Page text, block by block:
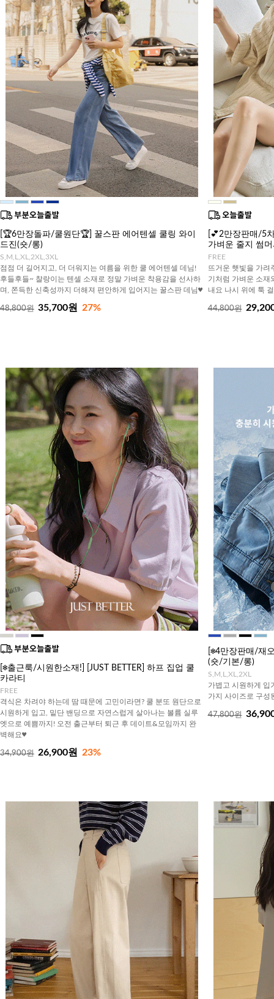
[🏆6만장돌파/쿨원단🏆] 꿀스판 에어텐셀 쿨링 와이
드진(숏/롱)
S,M,L,XL,2XL,3XL
점점 더 길어지고, 더 더워지는 여름을 위한 쿨 에어텐셀 데님!
후들후들~ 찰랑이는 텐셀 소재로 정말 가벼운 착용감을 선사하
며, 쫀득한 신축성까지 더해져 편안하게 입어지는 꿀스판 데님♥
48,800원 35,700원 27%
[💕2만장판매/5
가벼운 줄지 썸
FREE
뜨거운 햇빛을 가려
기처럼 가벼운 소재
내요 나시 위에 툭
44,800원
[❄️출근룩/시원한소재!] [JUST BETTER] 하프 집업 쿨
카라티
FREE
격식은 차려야 하는데 땀 때문에 고민이라면? 쿨 분또 원단으로
시원하게 입고, 밑단 밴딩으로 자연스럽게 살아나는 볼륨 실루
엣으로 예쁨까지! 오전 출근부터 퇴근 후 데이트&모임까지 완
벽해요♥
34,900원 26,900원 23%
[❄️4만장판매/재
(숏/기본/롱)
S,M,L,XL,2XL
가볍고 시원하게 입
가지 사이즈로 구성
47,800원